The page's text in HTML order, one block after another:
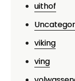
uithof
viking
ving